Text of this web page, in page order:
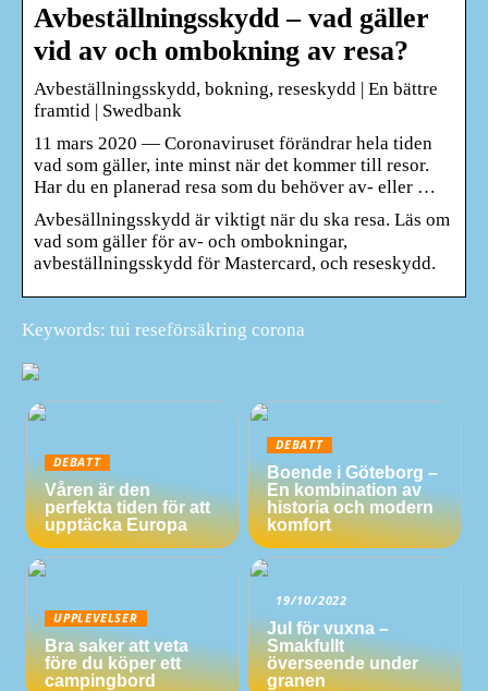
Avbeställningsskydd – vad gäller
vid av och ombokning av resa?
Avbeställningsskydd, bokning, reseskydd | En bättre
framtid | Swedbank
11 mars 2020 — Coronaviruset förändrar hela tiden
vad som gäller, inte minst när det kommer till resor.
Har du en planerad resa som du behöver av- eller …
Avbesällningsskydd är viktigt när du ska resa. Läs om
vad som gäller för av- och ombokningar,
avbeställningsskydd för Mastercard, och reseskydd.
Keywords: tui reseförsäkring corona
DEBATT
Våren är den
perfekta tiden för att
upptäcka Europa
DEBATT
Boende i Göteborg –
En kombination av
historia och modern
komfort
UPPLEVELSER
Bra saker att veta
före du köper ett
campingbord
19/10/2022
Jul för vuxna –
Smakfullt
överseende under
granen